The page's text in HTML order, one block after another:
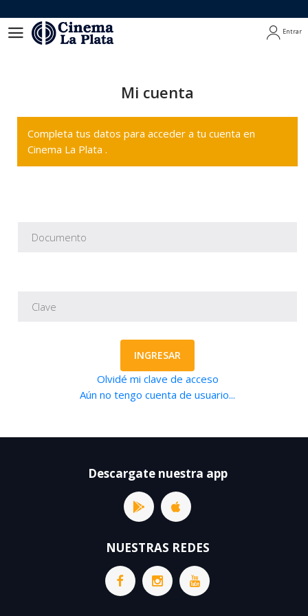
Entrar
Mi cuenta
Completa tus datos para acceder a tu cuenta en
Cinema La Plata .
INGRESAR
Olvidé mi clave de acceso
Aún no tengo cuenta de usuario...
Descargate nuestra app
NUESTRAS REDES